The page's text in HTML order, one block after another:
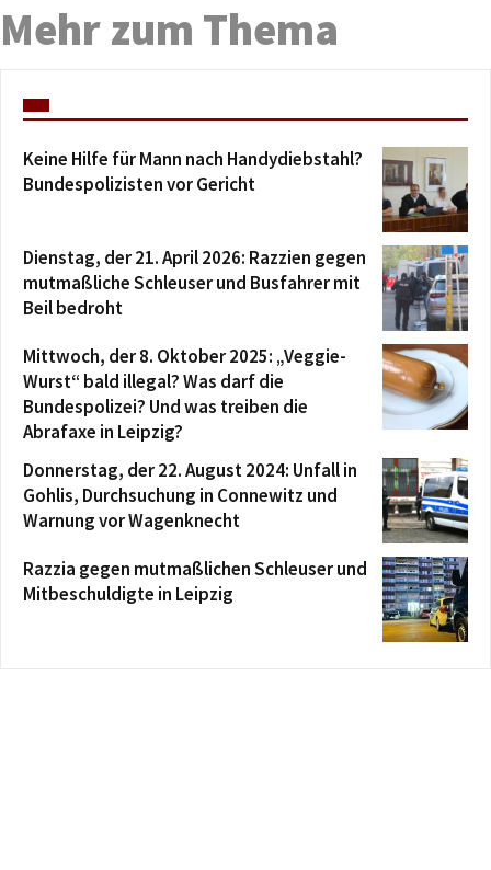
Mehr zum Thema
Keine Hilfe für Mann nach Handydiebstahl?
Bundespolizisten vor Gericht
Dienstag, der 21. April 2026: Razzien gegen
mutmaßliche Schleuser und Busfahrer mit
Beil bedroht
Mittwoch, der 8. Oktober 2025: „Veggie-
Wurst“ bald illegal? Was darf die
Bundespolizei? Und was treiben die
Abrafaxe in Leipzig?
Donnerstag, der 22. August 2024: Unfall in
Gohlis, Durchsuchung in Connewitz und
Warnung vor Wagenknecht
Razzia gegen mutmaßlichen Schleuser und
Mitbeschuldigte in Leipzig